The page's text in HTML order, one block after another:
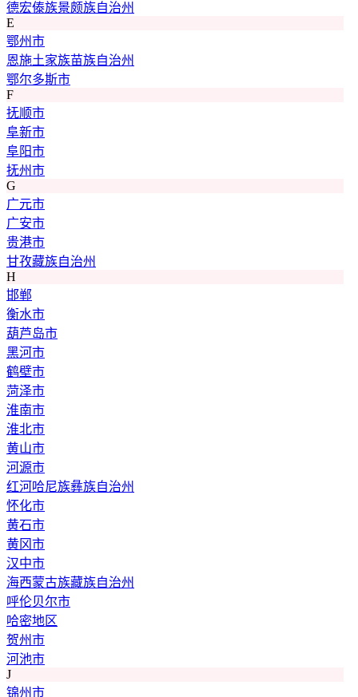
德宏傣族景颇族自治州
E
鄂州市
恩施土家族苗族自治州
鄂尔多斯市
F
抚顺市
阜新市
阜阳市
抚州市
G
广元市
广安市
贵港市
甘孜藏族自治州
H
邯郸
衡水市
葫芦岛市
黑河市
鹤壁市
菏泽市
淮南市
淮北市
黄山市
河源市
红河哈尼族彝族自治州
怀化市
黄石市
黄冈市
汉中市
海西蒙古族藏族自治州
呼伦贝尔市
哈密地区
贺州市
河池市
J
锦州市